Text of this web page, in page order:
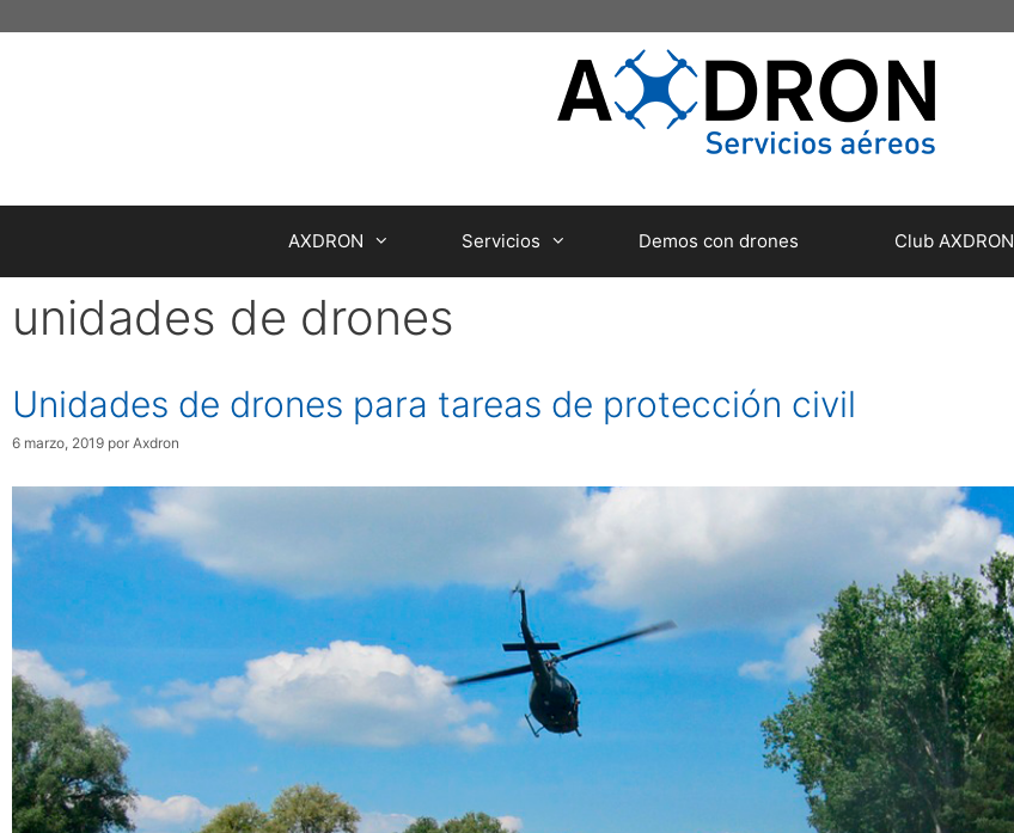
al
AXDRON Servicios Demos con drones Club AXDRON
unidades de drones
Unidades de drones para tareas de protección civil
6 marzo, 2019 por Axdron